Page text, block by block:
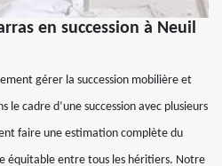
en succession à Neuil
gérer la succession mobilière et
cadre d’une succession avec plusieurs
faire une estimation complète du
équitable entre tous les héritiers. Notre